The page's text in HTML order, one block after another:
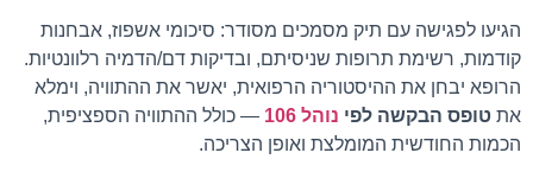
הגיעו לפגישה עם תיק מסמכים מסודר: סיכומי אשפוז, אבחנות
קודמות, רשימת תרופות שניסיתם, ובדיקות דם/הדמיה רלוונטיות.
הרופא יבחן את ההיסטוריה הרפואית, יאשר את ההתוויה, וימלא
את טופס הבקשה לפי נוהל 106
— כולל ההתוויה הספציפית,
הכמות החודשית המומלצת ואופן הצריכה.